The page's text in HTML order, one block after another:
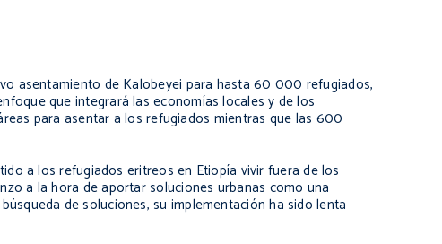
asentamiento de Kalobeyei para hasta 60 000 refugiados,
que integrará las economías locales y de los
para asentar a los refugiados mientras que las 600
a los refugiados eritreos en Etiopía vivir fuera de los
a la hora de aportar soluciones urbanas como una
de soluciones, su implementación ha sido lenta